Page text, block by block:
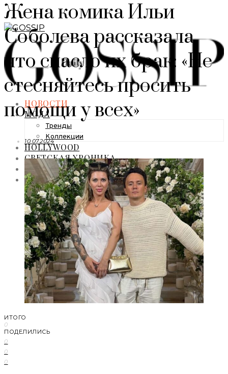
НОВОСТИ
МОДА
Тренды
Коллекции
HOLLYWOOD
СВЕТСКАЯ ХРОНИКА
CELEBRITY
ЗВЕЗДНЫЙ СТИЛЬ
Жена комика Ильи
Соболева рассказала,
что спасло их брак: «Не
стесняйтесь просить
помощи у всех»
10.07.2024
ИТОГО
0
ПОДЕЛИЛИСЬ
0
0
0